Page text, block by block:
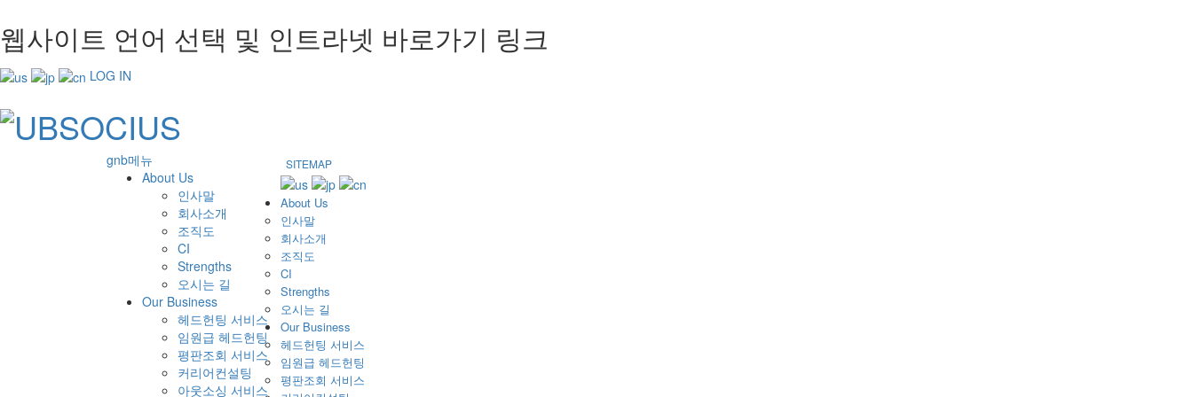
웹사이트 언어 선택 및 인트라넷 바로가기 링크
LOG IN
gnb메뉴
About Us
인사말
회사소개
조직도
CI
Strengths
오시는 길
Our Business
헤드헌팅 서비스
임원급 헤드헌팅
평판조회 서비스
커리어컨설팅
아웃소싱 서비스
SITEMAP
About Us
인사말
회사소개
조직도
CI
Strengths
오시는 길
Our Business
헤드헌팅 서비스
임원급 헤드헌팅
평판조회 서비스